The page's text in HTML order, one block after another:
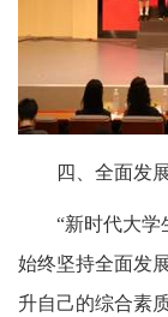
四、全面发
“新时代大学
始终坚持全面发
升自己的综合素